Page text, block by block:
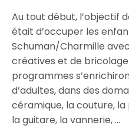
Au tout début, l’objectif
était d’occuper les
Schuman/Charmille
créatives et de
programmes
d’adultes, dans des
céramique, la couture, la
la guitare, la vannerie, …